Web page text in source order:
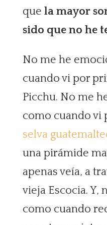
que la mayor
sido que no he
No me he
cuando vi por
Picchu. No me
como cuando vi
selva
una pirámide
apenas veía, a
vieja Escocia. Y,
como cuando